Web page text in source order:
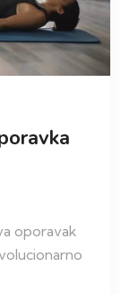
oporavak